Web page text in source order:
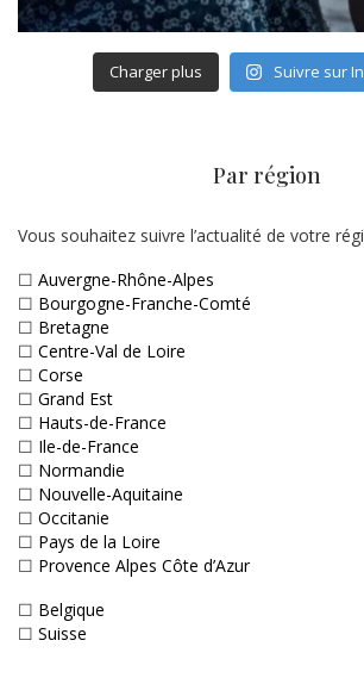
Charger plus Suivre sur
Par région
Vous souhaitez suivre l’actualité de votre
☐ Auvergne-Rhône-Alpes
☐ Bourgogne-Franche-Comté
☐ Bretagne
☐ Centre-Val de Loire
☐ Corse
☐ Grand Est
☐ Hauts-de-France
☐ Ile-de-France
☐ Normandie
☐ Nouvelle-Aquitaine
☐ Occitanie
☐ Pays de la Loire
☐ Provence Alpes Côte d’Azur
☐ Belgique
☐ Suisse